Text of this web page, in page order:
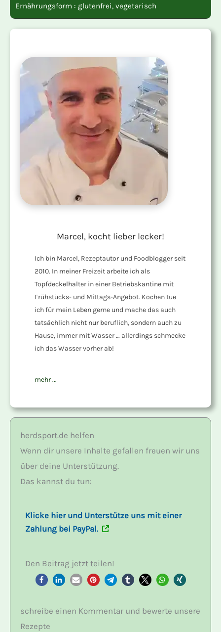
Ernährungsform : glutenfrei, vegetarisch
Marcel, kocht lieber lecker!
Ich bin Marcel, Rezeptautor und Foodblogger seit
2010. In meiner Freizeit arbeite ich als
Topfdeckelhalter in einer Betriebskantine mit
Frühstücks- und Mittags-Angebot. Kochen tue
ich für mein Leben gerne und mache das auch
tatsächlich nicht nur beruflich, sondern auch zu
Hause, immer mit Wasser … allerdings schmecke
ich das Wasser vorher ab!
mehr ...
herdsport.de helfen
Wenn dir unsere Inhalte gefallen freuen wir uns
über deine Unterstützung.
Das kannst du tun:
Klicke hier und Unterstütze uns mit einer
Zahlung bei PayPal.
Den Beitrag jetzt teilen!
schreibe einen Kommentar und bewerte unsere
Rezepte